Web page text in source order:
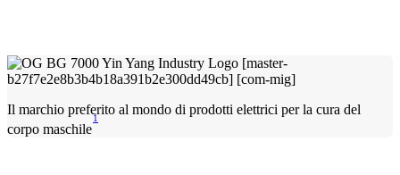
Il marchio preferito al mondo di prodotti elettrici per la cura del
corpo maschile
1